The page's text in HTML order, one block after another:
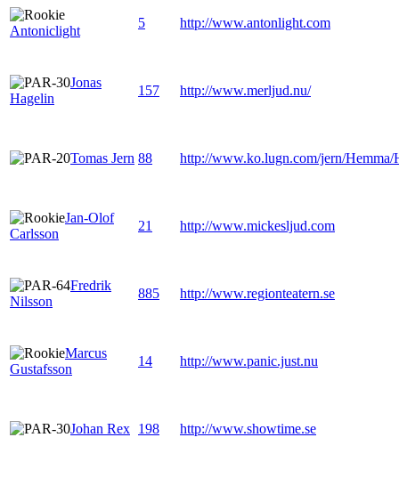
Antoniclight
5 http://www.antonlight.com
Jonas
Hagelin
157 http://www.merljud.nu/
Tomas Jern 88 http://www.ko.lugn.com/jern/Hemma/
Jan-Olof
Carlsson
21 http://www.mickesljud.com
Fredrik
Nilsson
885 http://www.regionteatern.se
Marcus
Gustafsson
14 http://www.panic.just.nu
Johan Rex 198 http://www.showtime.se